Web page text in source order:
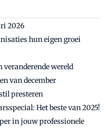
2026
hun eigen groei
veranderende wereld
van december
presteren
Het beste van 2025!
in jouw professionele